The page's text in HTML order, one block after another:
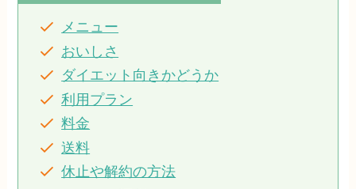
メニュー
おいしさ
ダイエット向きかどうか
利用プラン
料金
送料
休止や解約の方法